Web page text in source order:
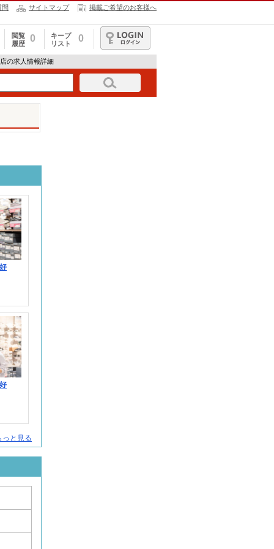
問 サイトマップ 掲載ご希望のお客様へ
閲覧
履歴
0
キープ
リスト
0
ログイン
の求人情報詳細
っと見る